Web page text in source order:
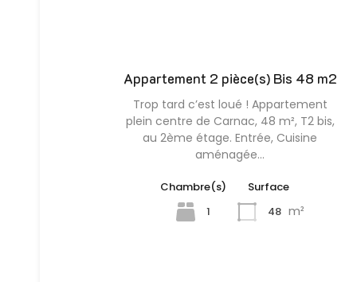
Appartement 2 pièce(s) Bis 48 m2
Trop tard c’est loué ! Appartement
plein centre de Carnac, 48 m², T2 bis,
au 2ème étage. Entrée, Cuisine
aménagée…
Chambre(s)
1
Surface
48 m²